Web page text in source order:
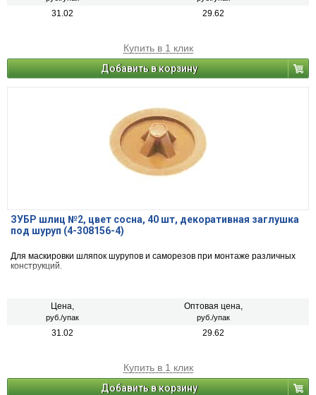
31.02 29.62
Купить в 1 клик
Добавить в корзину
ЗУБР шлиц №2, цвет сосна, 40 шт, декоративная заглушка
под шуруп (4-308156-4)
Для маскировки шляпок шурупов и саморезов при монтаже различных
конструкций.
Цена,
руб./упак
Оптовая цена,
руб./упак
31.02 29.62
Купить в 1 клик
Добавить в корзину